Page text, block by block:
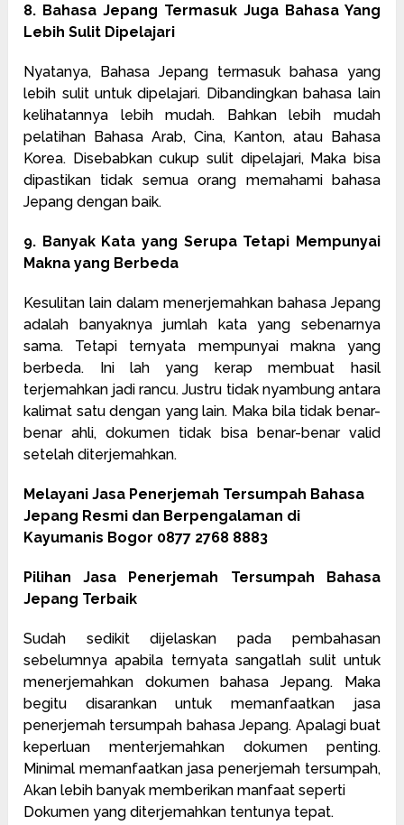
8. Bahasa Jepang Termasuk Juga Bahasa Yang
Lebih Sulit Dipelajari
Nyatanya, Bahasa Jepang termasuk bahasa yang
lebih sulit untuk dipelajari. Dibandingkan bahasa lain
kelihatannya lebih mudah. Bahkan lebih mudah
pelatihan Bahasa Arab, Cina, Kanton, atau Bahasa
Korea. Disebabkan cukup sulit dipelajari, Maka bisa
dipastikan tidak semua orang memahami bahasa
Jepang dengan baik.
9. Banyak Kata yang Serupa Tetapi Mempunyai
Makna yang Berbeda
Kesulitan lain dalam menerjemahkan bahasa Jepang
adalah banyaknya jumlah kata yang sebenarnya
sama. Tetapi ternyata mempunyai makna yang
berbeda. Ini lah yang kerap membuat hasil
terjemahkan jadi rancu. Justru tidak nyambung antara
kalimat satu dengan yang lain. Maka bila tidak benar-
benar ahli, dokumen tidak bisa benar-benar valid
setelah diterjemahkan.
Melayani Jasa Penerjemah Tersumpah Bahasa
Jepang Resmi dan Berpengalaman di
Kayumanis Bogor 0877 2768 8883
Pilihan Jasa Penerjemah Tersumpah Bahasa
Jepang Terbaik
Sudah sedikit dijelaskan pada pembahasan
sebelumnya apabila ternyata sangatlah sulit untuk
menerjemahkan dokumen bahasa Jepang. Maka
begitu disarankan untuk memanfaatkan jasa
penerjemah tersumpah bahasa Jepang. Apalagi buat
keperluan menterjemahkan dokumen penting.
Minimal memanfaatkan jasa penerjemah tersumpah,
Akan lebih banyak memberikan manfaat seperti
Dokumen yang diterjemahkan tentunya tepat.